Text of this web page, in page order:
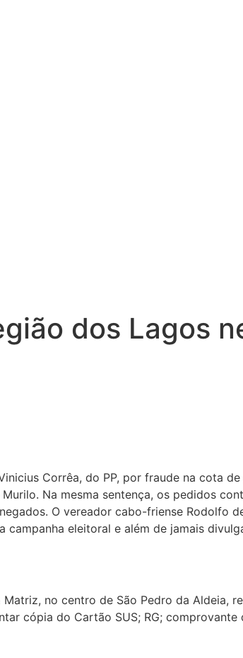
dos Lagos
Corrêa, do PP, por fraude na cota
Na mesma sentença, os pedidos
O vereador cabo-friense Rodolfo
eleitoral e além de jamais
no centro de São Pedro da Aldeia,
cópia do Cartão SUS; RG; comprovante